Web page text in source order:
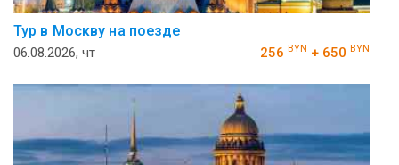
Тур в Москву на поезде
06.08.2026, чт 256 BYN + 650 BYN